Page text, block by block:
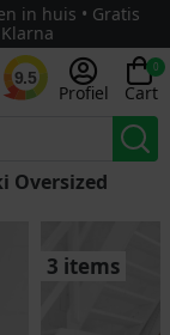
in huis • Gratis
9.5
Profiel
0
Cart
Oversized
3 items